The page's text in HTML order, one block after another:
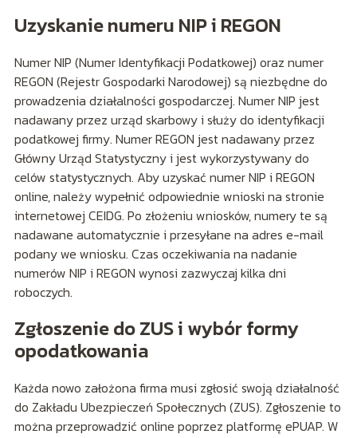
Uzyskanie numeru NIP i REGON
Numer NIP (Numer Identyfikacji Podatkowej) oraz numer
REGON (Rejestr Gospodarki Narodowej) są niezbędne do
prowadzenia działalności gospodarczej. Numer NIP jest
nadawany przez urząd skarbowy i służy do identyfikacji
podatkowej firmy. Numer REGON jest nadawany przez
Główny Urząd Statystyczny i jest wykorzystywany do
celów statystycznych. Aby uzyskać numer NIP i REGON
online, należy wypełnić odpowiednie wnioski na stronie
internetowej CEIDG. Po złożeniu wniosków, numery te są
nadawane automatycznie i przesyłane na adres e-mail
podany we wniosku. Czas oczekiwania na nadanie
numerów NIP i REGON wynosi zazwyczaj kilka dni
roboczych.
Zgłoszenie do ZUS i wybór formy
opodatkowania
Każda nowo założona firma musi zgłosić swoją działalność
do Zakładu Ubezpieczeń Społecznych (ZUS). Zgłoszenie to
można przeprowadzić online poprzez platformę ePUAP. W